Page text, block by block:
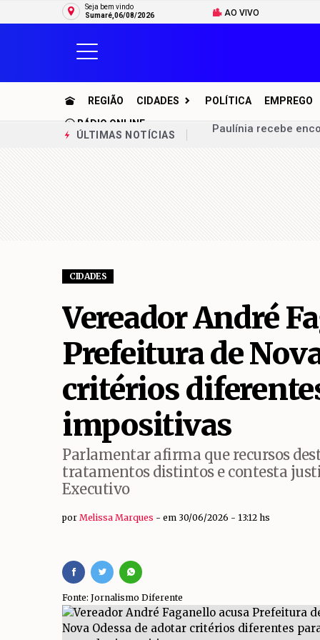
Seja bem vindo
Sumaré,06/08/2026
AO VIVO
REGIÃO CIDADES POLÍTICA EMPREGO
RÁDIO ONLINE
ÚLTIMAS NOTÍCIAS
Prefeitura de
Homem morre
Defesa Civil alerta
Prazo para Prova
Paulínia recebe
CIDADES
Vereador André
Prefeitura de
critérios
impositivas
Parlamentar afirma que recursos
tratamentos distintos e contesta
Executivo
por Melissa Marques em 30/06/2026 - 13:12 hs
Fonte: Jornalismo Diferente